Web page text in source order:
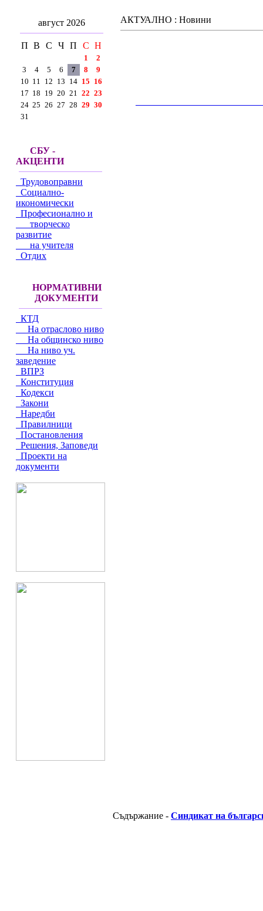
август 2026
П В С Ч П С Н
1
2
3
4 5 6 7 8
9
10 11 12 13 14 15 16
17 18 19 20 21 22 23
24 25 26 27 28 29 30
31
СБУ -
АКЦЕНТИ
Трудовоправни
Социално-
икономически
Професионално и
творческо
развитие
на учителя
Отдих
НОРМАТИВНИ
ДОКУМЕНТИ
КТД
На отраслово ниво
На общинско ниво
На ниво уч.
заведение
ВПРЗ
Конституция
Кодекси
Закони
Наредби
Правилници
Постановления
Решения, Заповеди
Проекти на
документи
АКТУАЛНО : Новини
Съдържание - Синдикат на